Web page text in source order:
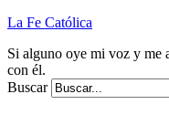
La Fe Católica
Si alguno oye mi voz y me
con él.
Buscar